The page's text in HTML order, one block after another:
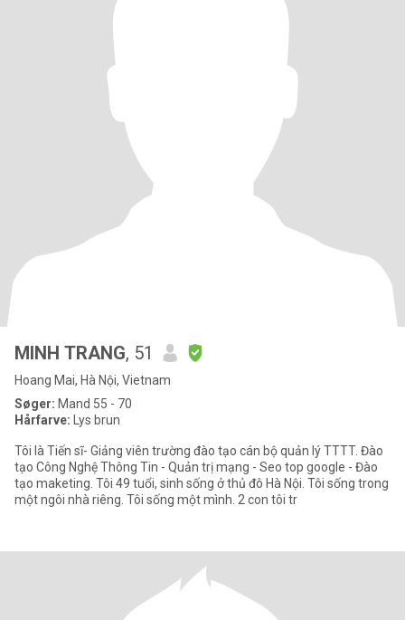
MINH TRANG, 51
Hoang Mai, Hà Nội, Vietnam
Søger: Mand 55 - 70
Hårfarve: Lys brun
Tôi là Tiến sĩ- Giảng viên trường đào tạo cán bộ quản lý TTTT. Đào
tạo Công Nghệ Thông Tin - Quản trị mạng - Seo top google - Đào
tạo maketing. Tôi 49 tuổi, sinh sống ở thủ đô Hà Nội. Tôi sống trong
một ngôi nhà riêng. Tôi sống một mình. 2 con tôi tr